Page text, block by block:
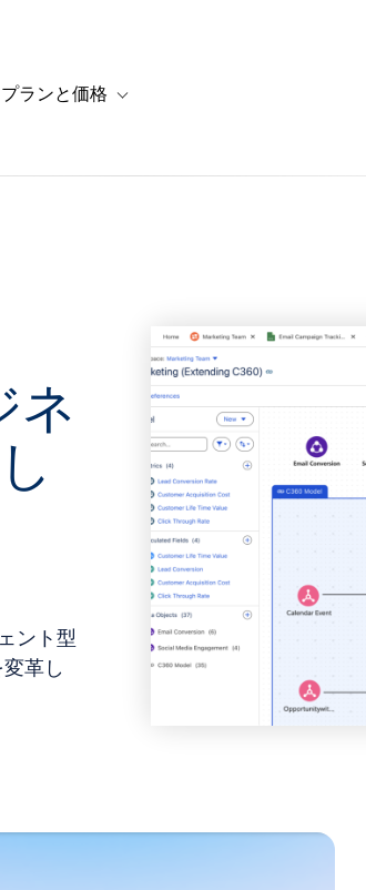
ソリューション
sub-navigation for リソース
プランと価格 Toggle sub-navigation for プランと価格
ネ
ント型
革し